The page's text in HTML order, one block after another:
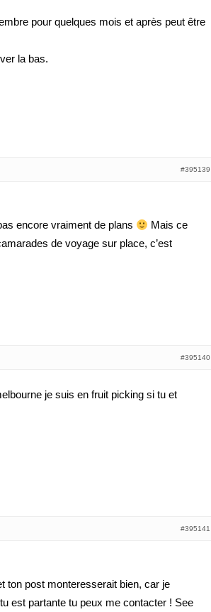
pour quelques mois et après peut être
la bas.
#395139
encore vraiment de plans
Mais ce
de voyage sur place, c’est
#395140
je suis en fruit picking si tu et
#395141
ton post monteresserait bien, car je
est partante tu peux me contacter ! See